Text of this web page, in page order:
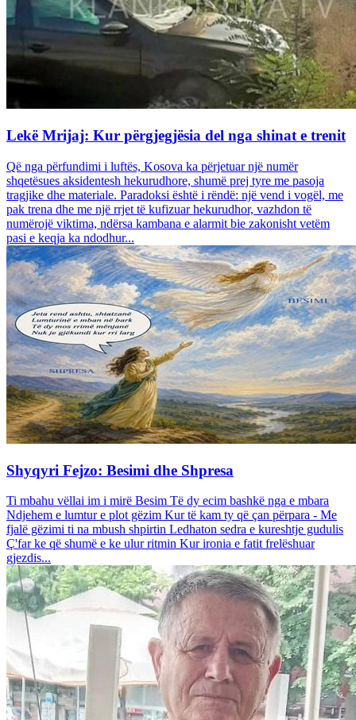
Lekë Mrijaj: Kur përgjegjësia del nga shinat e trenit
Që nga përfundimi i luftës, Kosova ka përjetuar një numër
shqetësues aksidentesh hekurudhore, shumë prej tyre me pasoja
tragjike dhe materiale. Paradoksi është i rëndë: një vend i vogël, me
pak trena dhe me një rrjet të kufizuar hekurudhor, vazhdon të
numërojë viktima, ndërsa kambana e alarmit bie zakonisht vetëm
pasi e keqja ka ndodhur...
Shyqyri Fejzo: Besimi dhe Shpresa
Ti mbahu vëllai im i mirë Besim Të dy ecim bashkë nga e mbara
Ndjehem e lumtur e plot gëzim Kur të kam ty që çan përpara - Me
fjalë gëzimi ti na mbush shpirtin Ledhaton sedra e kureshtje gudulis
Ç'far ke që shumë e ke ulur ritmin Kur ironia e fatit frelëshuar
gjezdis...